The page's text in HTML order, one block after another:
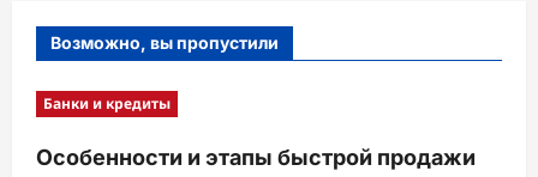
Возможно, вы пропустили
Банки и кредиты
Особенности и этапы быстрой продажи